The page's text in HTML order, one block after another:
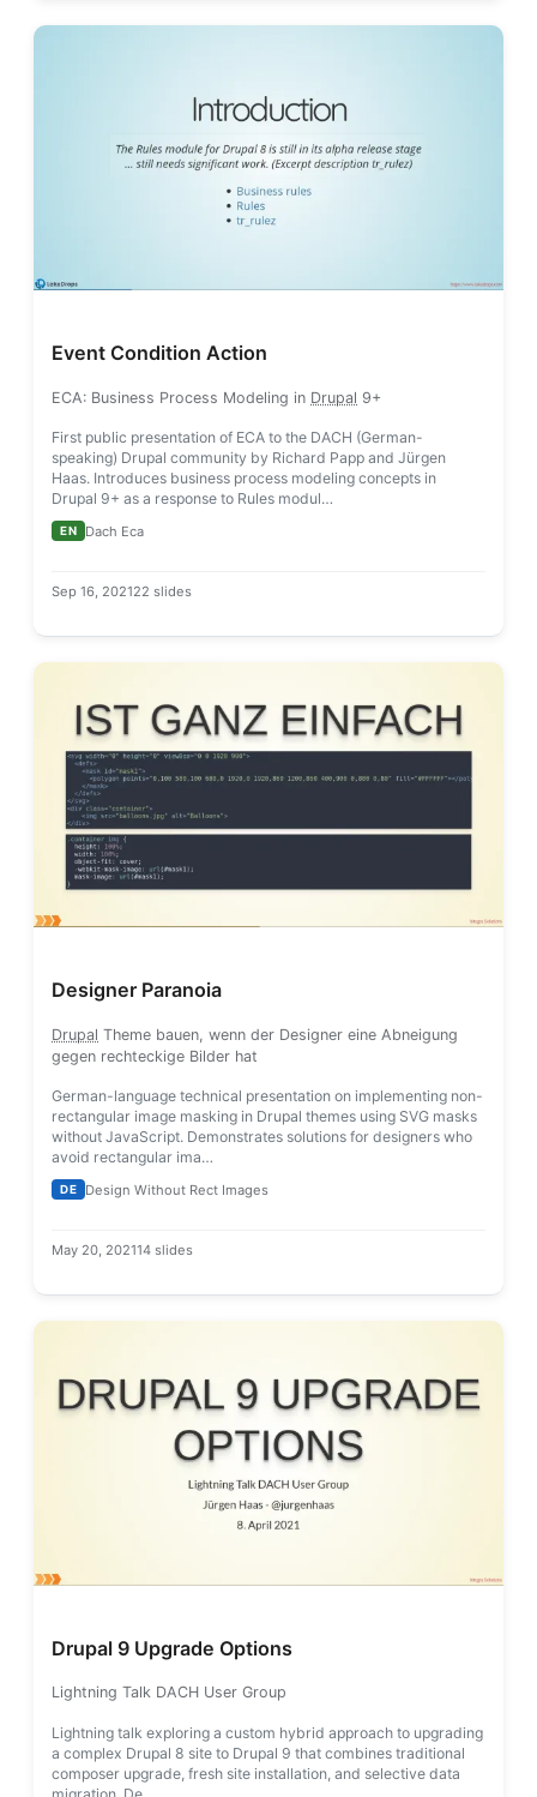
Event Condition Action
ECA: Business Process Modeling in Drupal 9+
First public presentation of ECA to the DACH (German-
speaking) Drupal community by Richard Papp and Jürgen
Haas. Introduces business process modeling concepts in
Drupal 9+ as a response to Rules modul…
EN Dach Eca
Sep 16, 202122 slides
Designer Paranoia
Drupal Theme bauen, wenn der Designer eine Abneigung
gegen rechteckige Bilder hat
German-language technical presentation on implementing non-
rectangular image masking in Drupal themes using SVG masks
without JavaScript. Demonstrates solutions for designers who
avoid rectangular ima…
DE Design Without Rect Images
May 20, 202114 slides
Drupal 9 Upgrade Options
Lightning Talk DACH User Group
Lightning talk exploring a custom hybrid approach to upgrading
a complex Drupal 8 site to Drupal 9 that combines traditional
composer upgrade, fresh site installation, and selective data